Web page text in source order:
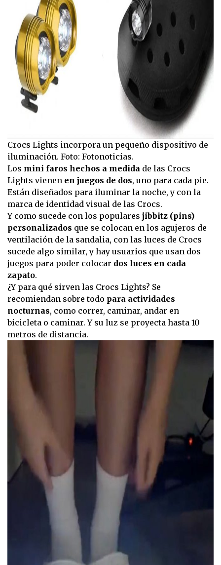
Crocs Lights incorpora un pequeño dispositivo de
iluminación. Foto: Fotonoticias.
Los mini faros hechos a medida de las Crocs
Lights vienen en juegos de dos, uno para cada pie.
Están diseñados para iluminar la noche, y con la
marca de identidad visual de las Crocs.
Y como sucede con los populares jibbitz (pins)
personalizados que se colocan en los agujeros de
ventilación de la sandalia, con las luces de Crocs
sucede algo similar, y hay usuarios que usan dos
juegos para poder colocar dos luces en cada
zapato.
¿Y para qué sirven las Crocs Lights? Se
recomiendan sobre todo para actividades
nocturnas, como correr, caminar, andar en
bicicleta o caminar. Y su luz se proyecta hasta 10
metros de distancia.